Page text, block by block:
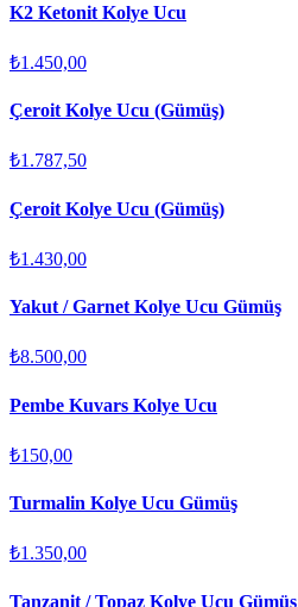
K2 Ketonit Kolye Ucu
₺1.450,00
Çeroit Kolye Ucu (Gümüş)
₺1.787,50
Çeroit Kolye Ucu (Gümüş)
₺1.430,00
Yakut / Garnet Kolye Ucu Gümüş
₺8.500,00
Pembe Kuvars Kolye Ucu
₺150,00
Turmalin Kolye Ucu Gümüş
₺1.350,00
Tanzanit / Topaz Kolye Ucu Gümüş